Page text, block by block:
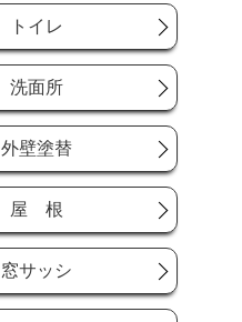
トイレ
洗面所
外壁塗替
屋 根
窓サッシ